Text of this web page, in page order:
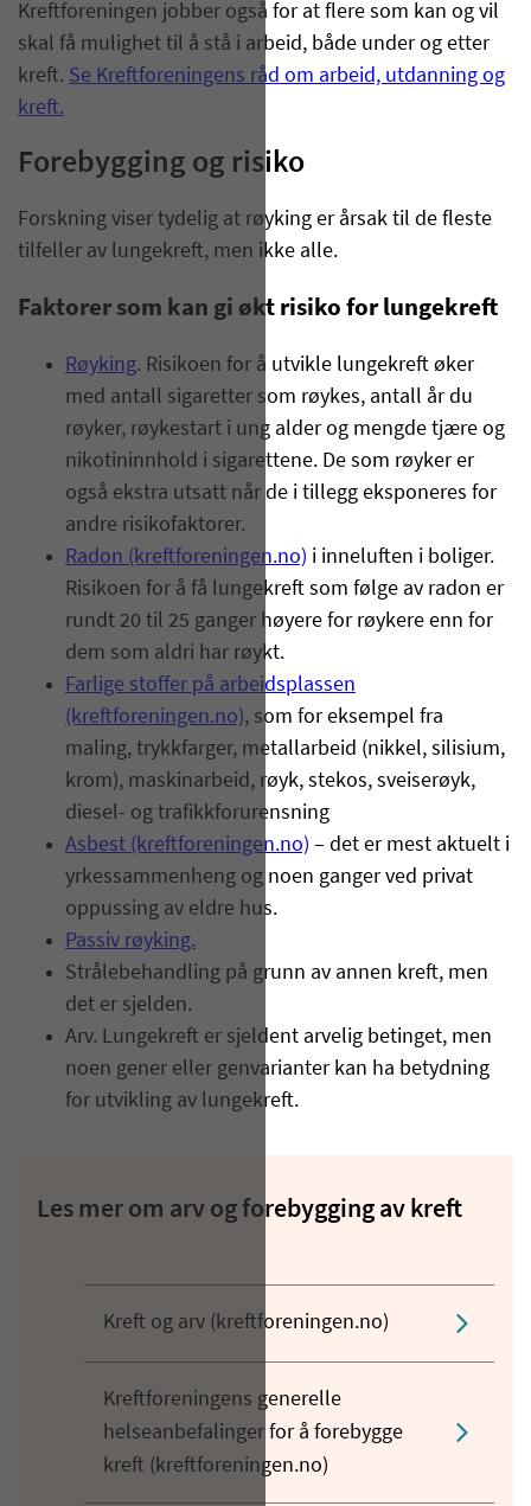
Kreftforeningen jobber også for at flere som kan og vil
skal få mulighet til å stå i arbeid, både under og etter
kreft. Se Kreftforeningens råd om arbeid, utdanning og
kreft.
Forebygging og risiko
Forskning viser tydelig at røyking er årsak til de fleste
tilfeller av lungekreft, men ikke alle.
Faktorer som kan gi økt risiko for lungekreft
Røyking. Risikoen for å utvikle lungekreft øker
med antall sigaretter som røykes, antall år du
røyker, røykestart i ung alder og mengde tjære og
nikotininnhold i sigarettene. De som røyker er
også ekstra utsatt når de i tillegg eksponeres for
andre risikofaktorer.
Radon (kreftforeningen.no) i inneluften i boliger.
Risikoen for å få lungekreft som følge av radon er
rundt 20 til 25 ganger høyere for røykere enn for
dem som aldri har røykt.
Farlige stoffer på arbeidsplassen
(kreftforeningen.no), som for eksempel fra
maling, trykkfarger, metallarbeid (nikkel, silisium,
krom), maskinarbeid, røyk, stekos, sveiserøyk,
diesel- og trafikkforurensning
Asbest (kreftforeningen.no) – det er mest aktuelt i
yrkessammenheng og noen ganger ved privat
oppussing av eldre hus.
Passiv røyking.
Strålebehandling på grunn av annen kreft, men
det er sjelden.
Arv. Lungekreft er sjeldent arvelig betinget, men
noen gener eller genvarianter kan ha betydning
for utvikling av lungekreft.
Les mer om arv og forebygging av kreft
Kreft og arv (kreftforeningen.no)
Kreftforeningens generelle
helseanbefalinger for å forebygge
kreft (kreftforeningen.no)